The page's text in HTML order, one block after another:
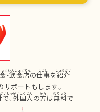
・飲食店の仕事を紹介
サポートもします。
で、 外国人の方は無料で